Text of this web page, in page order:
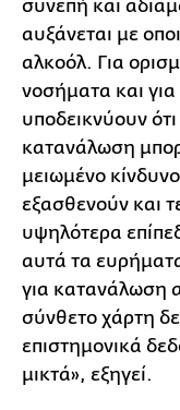
συνεπή και
αυξάνεται με
αλκοόλ. Για
νοσήματα και
υποδεικνύουν
κατανάλωση
μειωμένο
εξασθενούν και
υψηλότερα
αυτά τα
για κατανάλωση
σύνθετο χάρτη
επιστημονικά
μικτά», εξηγεί.